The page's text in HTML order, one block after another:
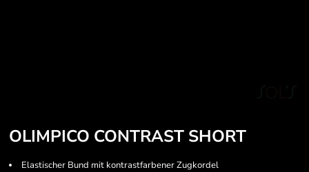
OLIMPICO CONTRAST SHORT
Elastischer Bund mit kontrastfarbener Zugkordel